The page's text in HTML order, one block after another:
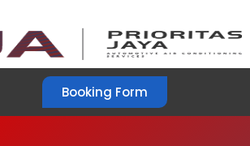
Booking Form